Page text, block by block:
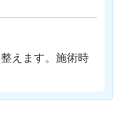
えます。施術時